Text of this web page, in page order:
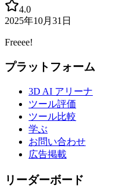
4.0
2025年10月31日
Freeee!
プラットフォーム
3D AI アリーナ
ツール評価
ツール比較
学ぶ
お問い合わせ
広告掲載
リーダーボード